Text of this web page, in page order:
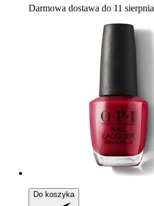
Darmowa dostawa do 11 sierpnia
Do koszyka